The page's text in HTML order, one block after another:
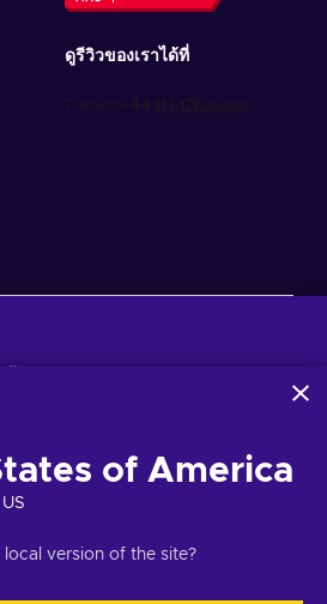
ดูรีวิวของเราได้ที่
ขสิทธิ์. JSC “Helis play”, Gyneju St. 4-333, วิ
เกี่ยวกับผู้ใช้เว็บไซต์นี้ เราใช้ข้อมูลนี้เพื่อ
ช้เพื่อปรับแต่งโฆษณา
ายความว่าคุณยินยอมให้ Eneba และ
านี้ คุณสามารถปรับเปลี่ยนความยินยอม
บวิธีที่ Google ใช้ข้อมูลของคุณ โปรดดู
of America
version of the site?